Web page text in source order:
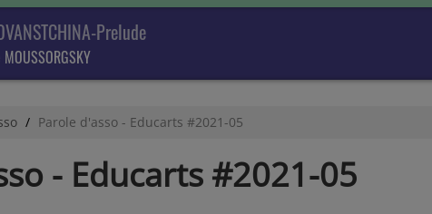
Prelude
Parole d'asso - Educarts #2021-05
- Educarts #2021-05